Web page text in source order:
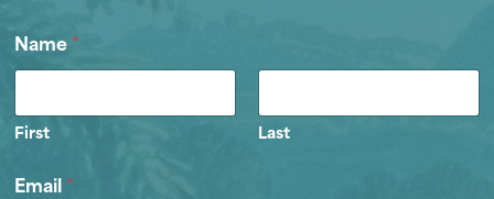
Name*
First Last
Email*